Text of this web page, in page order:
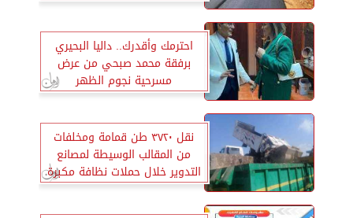
احترمك وأقدرك.. داليا البحيري
برفقة محمد صبحي من عرض
مسرحية نجوم الظهر
نقل ٣٧٢٠ طن قمامة ومخلفات
من المقالب الوسيطة لمصانع
التدوير خلال حملات نظافة مكبرة
بالبحيرة